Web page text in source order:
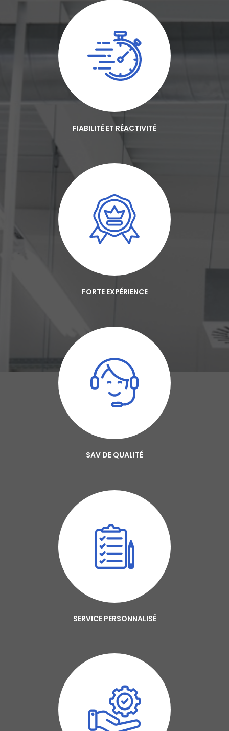
FIABILITÉ ET RÉACTIVITÉ
FORTE EXPÉRIENCE
SAV DE QUALITÉ
SERVICE PERSONNALISÉ